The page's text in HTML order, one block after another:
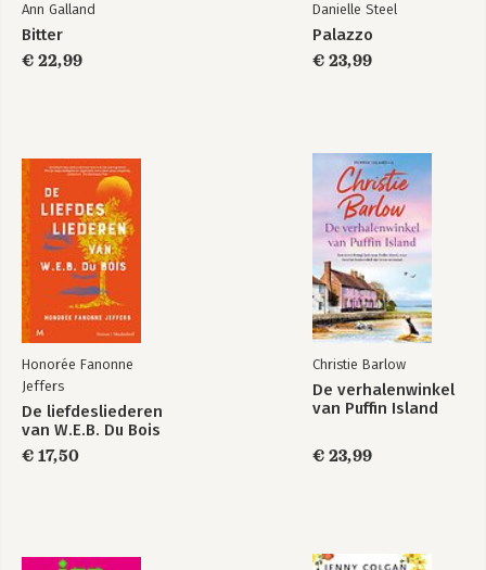
Ann Galland
Bitter
€ 22,99
Danielle Steel
Palazzo
€ 23,99
Honorée Fanonne
Jeffers
De liefdesliederen
van W.E.B. Du Bois
€ 17,50
Christie Barlow
De verhalenwinkel
van Puffin Island
€ 23,99